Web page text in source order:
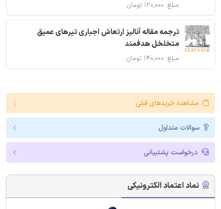
مبلغ: ۱۲۰,۰۰۰ تومان
ترجمه مقاله آنالیز ارتعاش اجباری تیرهای عمیق
متخلخل هدفمند
مبلغ: ۱۴۰,۰۰۰ تومان
مشاهده خریدهای قبلی
سوالات متداول
درخواست پشتیبانی
نماد اعتماد الکترونیکی